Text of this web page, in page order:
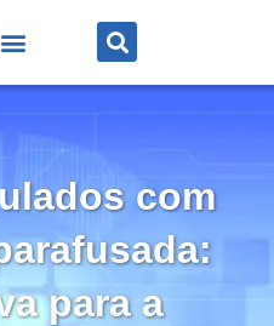
com
para a